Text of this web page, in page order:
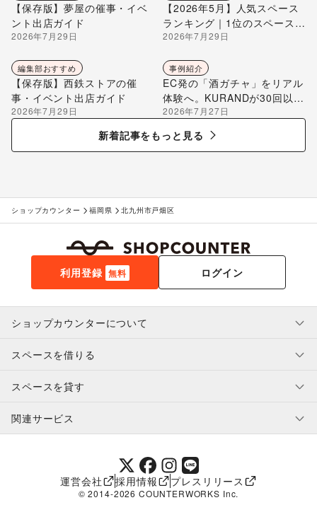
【保存版】夢屋の催事・イベ
ント出店ガイド
2026年7月29日
【2026年5月】人気スペース
ランキング｜1位のスペースを
編集部が解説
2026年7月29日
編集部おすすめ
【保存版】西鉄ストアの催
事・イベント出店ガイド
2026年7月29日
事例紹介
EC発の「酒ガチャ」をリアル
体験へ。KURANDが30回以上
のポップアップ出店で届け
る“新しいお酒との出会い”
2026年7月27日
新着記事をもっと見る
ショップカウンター 福岡県 北九州市戸畑区
利用登録 無料 ログイン
ショップカウンターについて
利用規約・ガイドライン
特定商取引法に基づく表示
補償プログラム
スペースを借りる
スペースを借りたい人へ
ユーザー利用規約
提携パートナー
スペースを貸す
スペースを貸したい方へ
オーナー利用規約
関連サービス
SHOPCOUNTER MAGAZINE
ショップカウンターエンタープライズ
ショップカウンター常設
運営会社 採用情報 プレスリリース
© 2014-2026 COUNTERWORKS Inc.